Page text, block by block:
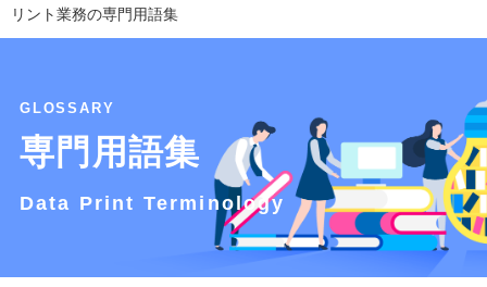
リント業務の専門用語集
GLOSSARY
専門用語集
Data Print Terminology